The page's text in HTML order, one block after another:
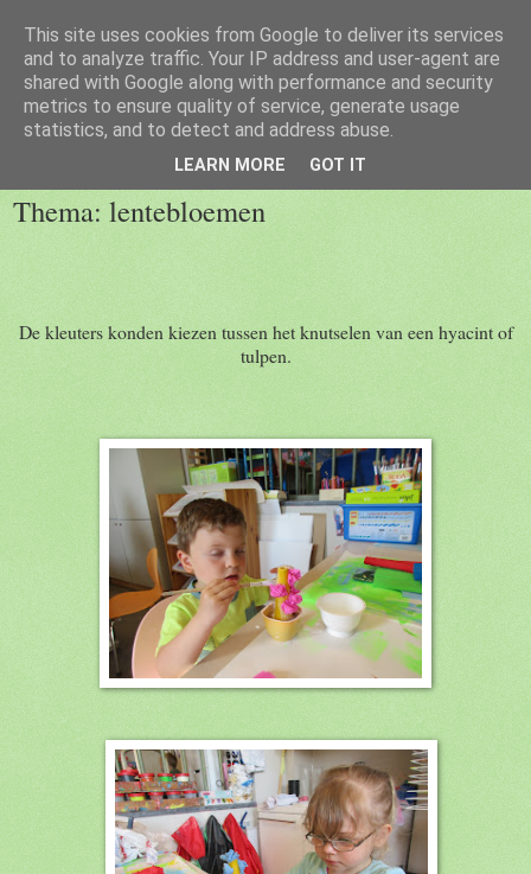
Welkom op de blog van 1kc
zondag 22 mei 2016
Thema: lentebloemen
De kleuters konden kiezen tussen het knutselen van een hyacint of
tulpen.
This site uses cookies from Google to deliver its services
and to analyze traffic. Your IP address and user-agent are
shared with Google along with performance and security
metrics to ensure quality of service, generate usage
statistics, and to detect and address abuse.
LEARN MORE GOT IT